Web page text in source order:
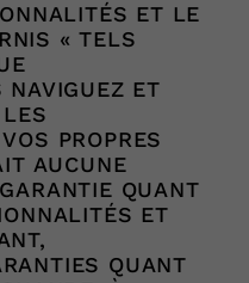
ET LE
« TELS
NAVIGUEZ ET
PROPRES
AUCUNE
QUANT
ET
QUANT